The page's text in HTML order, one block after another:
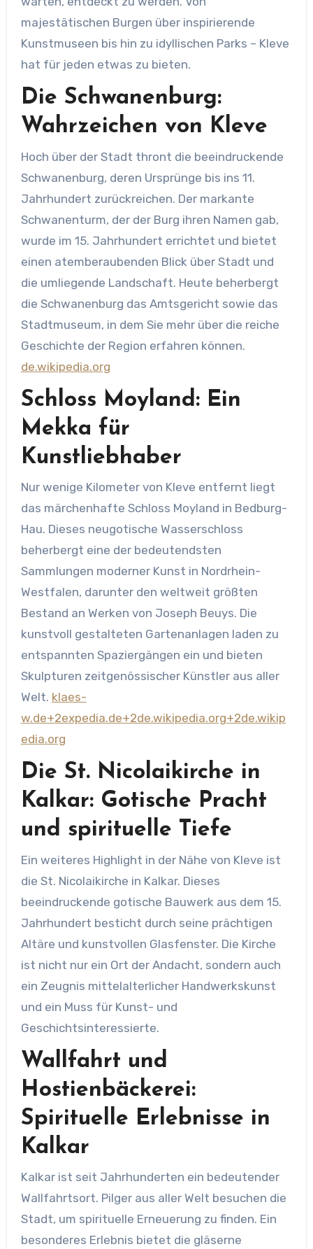
majestätischen Burgen über inspirierende
Kunstmuseen bis hin zu idyllischen Parks – Kleve
hat für jeden etwas zu bieten.
Die Schwanenburg:
Wahrzeichen von Kleve
Hoch über der Stadt thront die beeindruckende
Schwanenburg, deren Ursprünge bis ins 11.
Jahrhundert zurückreichen. Der markante
Schwanenturm, der der Burg ihren Namen gab,
wurde im 15. Jahrhundert errichtet und bietet
einen atemberaubenden Blick über Stadt und
die umliegende Landschaft. Heute beherbergt
die Schwanenburg das Amtsgericht sowie das
Stadtmuseum, in dem Sie mehr über die reiche
Geschichte der Region erfahren können. ​
de.wikipedia.org
Schloss Moyland: Ein
Mekka für
Kunstliebhaber
Nur wenige Kilometer von Kleve entfernt liegt
das märchenhafte Schloss Moyland in Bedburg-
Hau. Dieses neugotische Wasserschloss
beherbergt eine der bedeutendsten
Sammlungen moderner Kunst in Nordrhein-
Westfalen, darunter den weltweit größten
Bestand an Werken von Joseph Beuys. Die
kunstvoll gestalteten Gartenanlagen laden zu
entspannten Spaziergängen ein und bieten
Skulpturen zeitgenössischer Künstler aus aller
Welt. ​ klaes-
w.de+2expedia.de+2de.wikipedia.org+2de.wikip
edia.org
Die St. Nicolaikirche in
Kalkar: Gotische Pracht
und spirituelle Tiefe
Ein weiteres Highlight in der Nähe von Kleve ist
die St. Nicolaikirche in Kalkar. Dieses
beeindruckende gotische Bauwerk aus dem 15.
Jahrhundert besticht durch seine prächtigen
Altäre und kunstvollen Glasfenster. Die Kirche
ist nicht nur ein Ort der Andacht, sondern auch
ein Zeugnis mittelalterlicher Handwerkskunst
und ein Muss für Kunst- und
Geschichtsinteressierte.​
Wallfahrt und
Hostienbäckerei:
Spirituelle Erlebnisse in
Kalkar
Kalkar ist seit Jahrhunderten ein bedeutender
Wallfahrtsort. Pilger aus aller Welt besuchen die
Stadt, um spirituelle Erneuerung zu finden. Ein
besonderes Erlebnis bietet die gläserne